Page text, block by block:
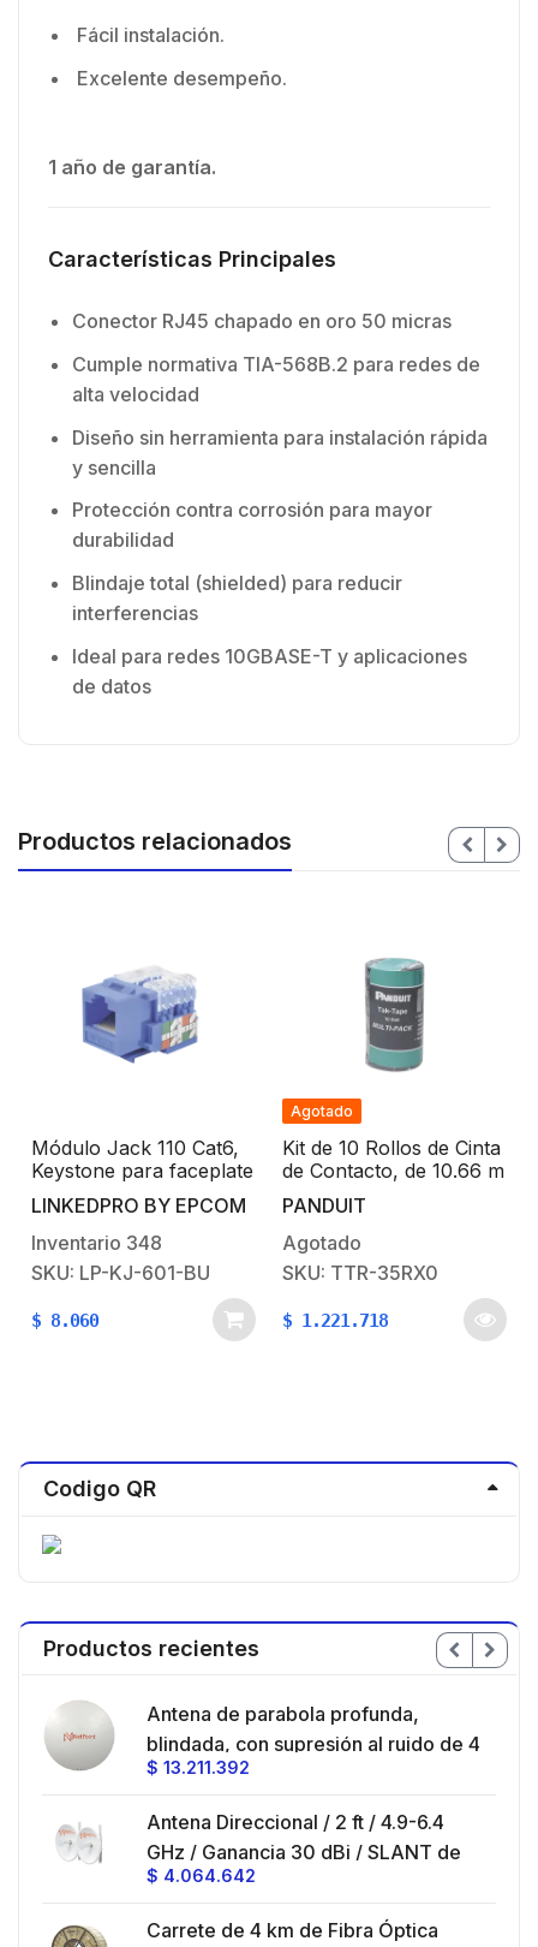
Fácil instalación.
Excelente desempeño.
1 año de garantía.
Características Principales
Conector RJ45 chapado en oro 50 micras
Cumple normativa TIA-568B.2 para redes de
alta velocidad
Diseño sin herramienta para instalación rápida
y sencilla
Protección contra corrosión para mayor
durabilidad
Blindaje total (shielded) para reducir
interferencias
Ideal para redes 10GBASE-T y aplicaciones
de datos
Productos relacionados
Módulo Jack 110 Cat6,
Keystone para faceplate
– Color Azul
LINKEDPRO BY EPCOM
Inventario 348
SKU: LP-KJ-601-BU
$ 8.060
Agotado
Kit de 10 Rollos de Cinta
de Contacto, de 10.66 m
de largo y 19.1 mm de
ancho c/u, Color Negro
PANDUIT
Agotado
SKU: TTR-35RX0
$ 1.221.718
Codigo QR
Productos recientes
Antena de parabola profunda,
blindada, con supresión al ruido de 4
ft, 5.9-7.2 GHz, Ganancia 36 dBi con
hasta 80 km, Conectores N-hembra,
montaje con alineación milimétrica.
$ 13.211.392
Antena Direccional / 2 ft / 4.9-6.4
GHz / Ganancia 30 dBi / SLANT de
45 ° y 90 ° / Conector N-Hembra /
Montaje y jumpers incluidos.
$ 4.064.642
Carrete de 4 km de Fibra Óptica